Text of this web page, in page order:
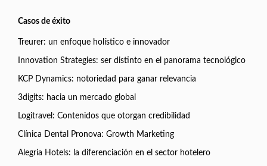
Casos de éxito
Treurer: un enfoque holístico e innovador
Innovation Strategies: ser distinto en el panorama tecnológico
KCP Dynamics: notoriedad para ganar relevancia
3digits: hacia un mercado global
Logitravel: Contenidos que otorgan credibilidad
Clínica Dental Pronova: Growth Marketing
Alegria Hotels: la diferenciación en el sector hotelero